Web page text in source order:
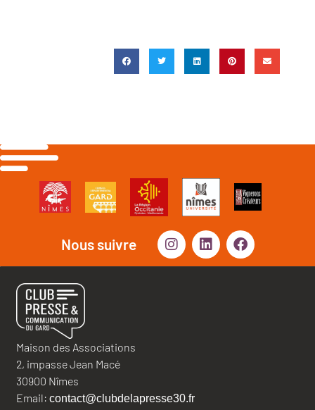
Nous suivre
Maison des Associations
2, impasse Jean Macé
30900 Nîmes
Email: contact@clubdelapresse30.fr